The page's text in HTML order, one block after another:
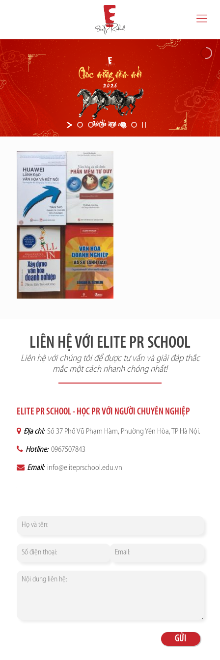
LIÊN HỆ VỚI ELITE PR SCHOOL
Liên hệ với chúng tôi để được tư vấn và giải đáp thắc
mắc một cách nhanh chóng nhất!
ELITE PR SCHOOL - HỌC PR VỚI NGƯỜI CHUYÊN NGHIỆP
Địa chỉ: Số 37 Phố Vũ Phạm Hàm, Phường Yên Hòa, TP Hà Nội.
Hotline: 0967507843
Email: info@eliteprschool.edu.vn